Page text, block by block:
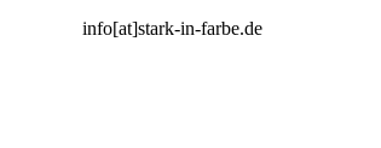
info[at]stark-in-farbe.de